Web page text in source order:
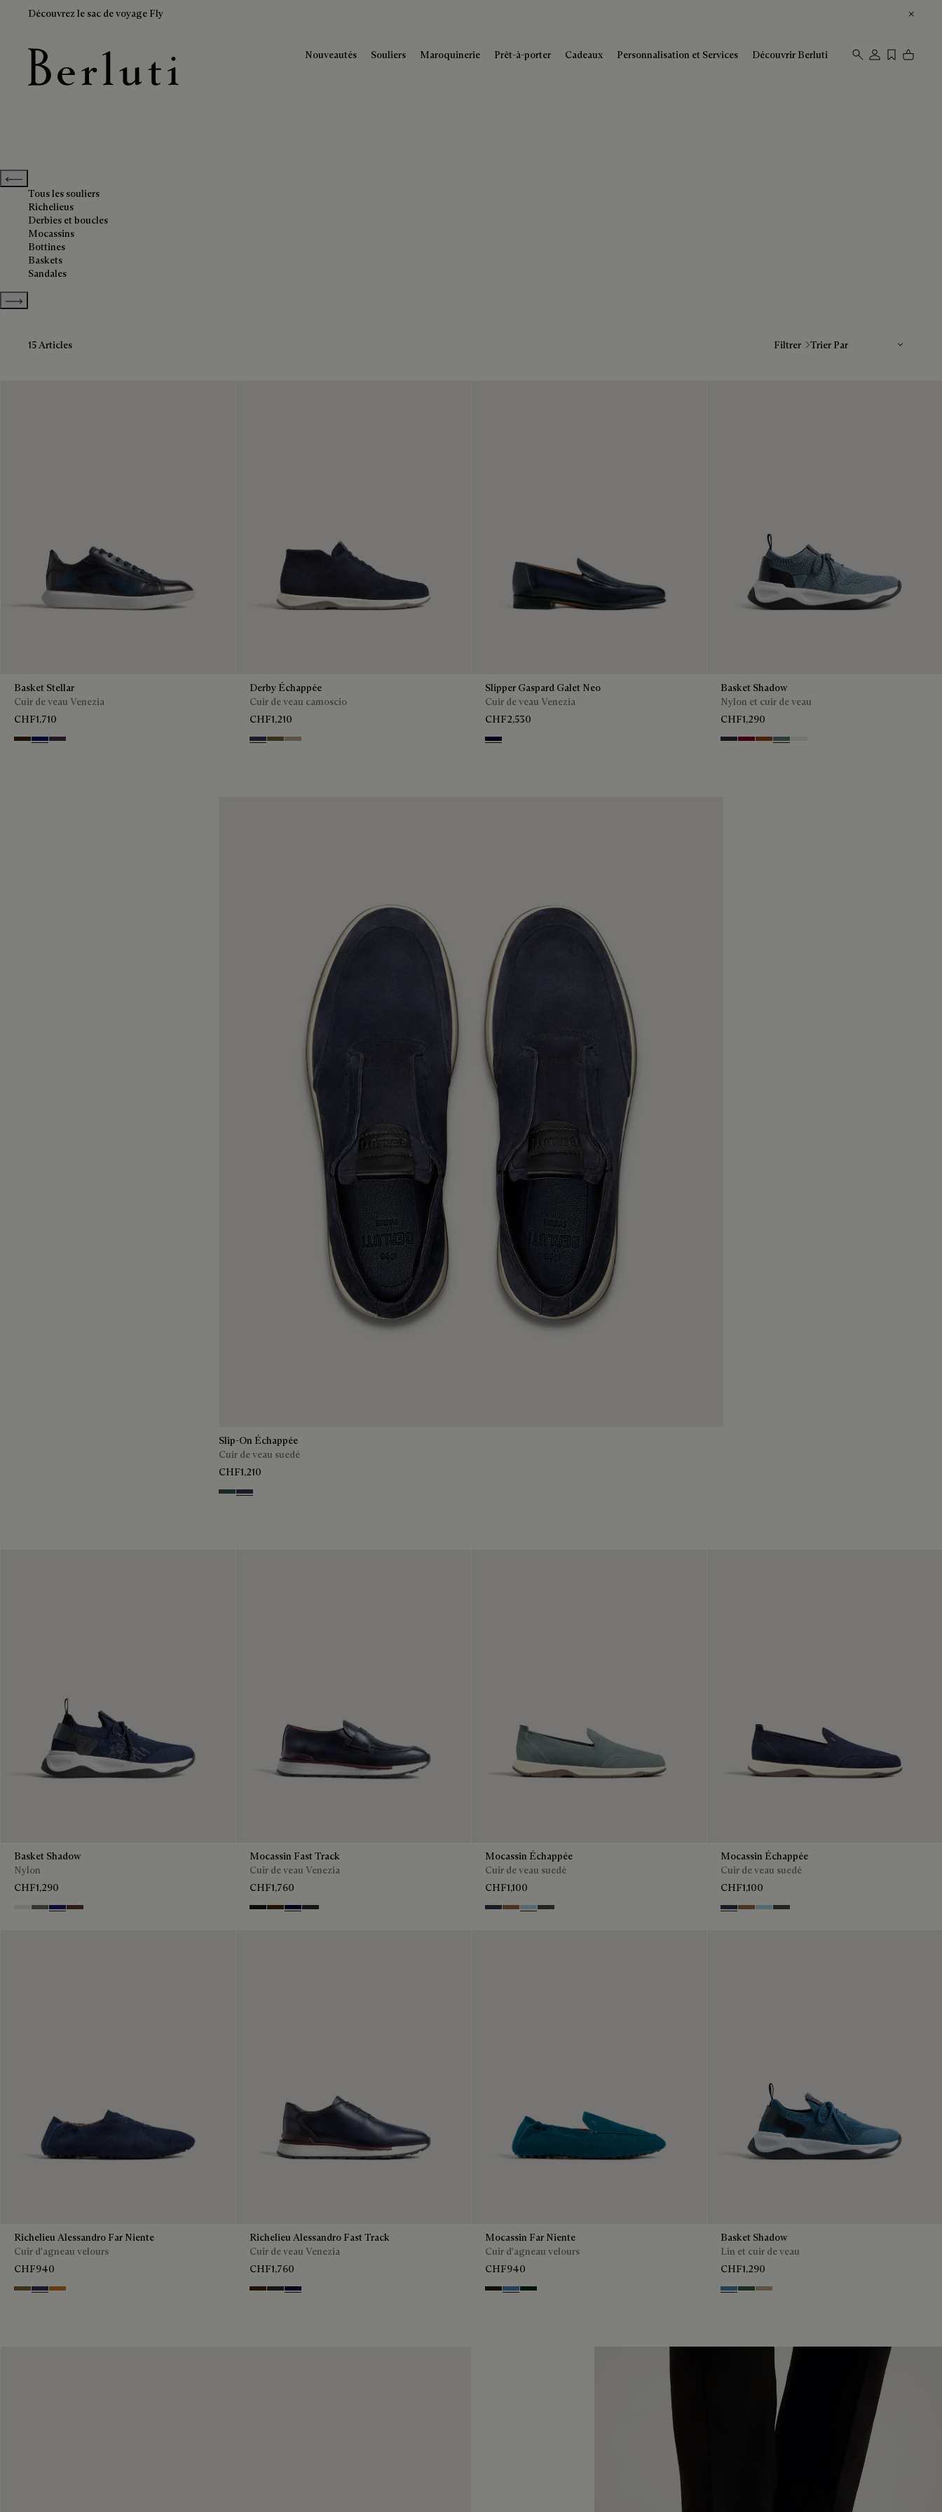
Découvrez le sac de voyage Fly
Nouveautés Souliers Maroquinerie Prêt-à-porter Cadeaux Personnalisation et Services Découvrir Berluti
Souliers bleus
Previous categories
Tous les souliers
Richelieus
Derbies et boucles
Mocassins
Bottines
Baskets
Sandales
Show more categories
15 Articles Filtrer
Basket Stellar
Cuir de veau Venezia
CHF1,710
Marrone Intenso
Abisso
Plum
Derby Échappée
Cuir de veau camoscio
CHF1,210
Blu Pine Green
Beige
Slipper Gaspard Galet Neo
Cuir de veau Venezia
CHF2,530
Nero Blu
Basket Shadow
Nylon et cuir de veau
CHF1,290
NavySaint Emilion Tri
ToffeeStone Denim
Slip-On Échappée
Cuir de veau suedé
CHF1,210
Asphalt
Blu
Basket Shadow
Nylon
CHF1,290
Cloud White
Leaf Green
Midnight Blue
Earth Brown
Mocassin Fast Track
Cuir de veau Venezia
CHF1,760
Nero Grigio
Marrone Intenso
Nero BluNero Fume
Mocassin Échappée
Cuir de veau suedé
CHF1,100
Blu Dark Beige
Light Blue
Grey
Mocassin Échappée
Cuir de veau suedé
CHF1,100
Blu Dark Beige
Light Blue
Grey
Richelieu Alessandro Far Niente
Cuir d'agneau velours
CHF940
KakiBlu Ocher
Richelieu Alessandro Fast Track
Cuir de veau Venezia
CHF1,760
Marrone Intenso
Nero Fume
Nero Blu
Mocassin Far Niente
Cuir d'agneau velours
CHF940
BrownAveiroOpuntia
Basket Shadow
Lin et cuir de veau
CHF1,290
AveiroGreenBeige